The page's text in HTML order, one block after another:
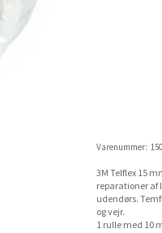
Varenummer:
3M Telflex 15
reparationer af
udendørs.
og vejr.
1 rulle med 10